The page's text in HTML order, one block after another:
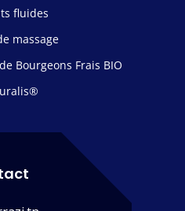
fluides
massage
Bourgeons Frais BIO